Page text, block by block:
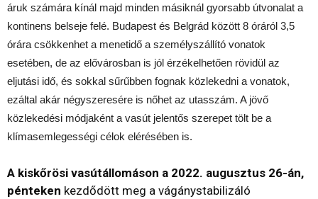
áruk számára kínál majd minden másiknál gyorsabb útvonalat a
kontinens belseje felé. Budapest és Belgrád között 8 óráról 3,5
órára csökkenhet a menetidő a személyszállító vonatok
esetében, de az elővárosban is jól érzékelhetően rövidül az
eljutási idő, és sokkal sűrűbben fognak közlekedni a vonatok,
ezáltal akár négyszeresére is nőhet az utasszám. A jövő
közlekedési módjaként a vasút jelentős szerepet tölt be a
klímasemlegességi célok elérésében is.
A kiskőrösi vasútállomáson a 2022. augusztus 26-án,
pénteken kezdődött meg a vágánystabilizáló